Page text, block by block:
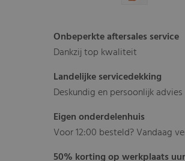
Onbeperkte aftersales service
Dankzij top kwaliteit
Landelijke servicedekking
Deskundig en persoonlijk advies
Eigen onderdelenhuis
Voor 12:00 besteld? Vandaag
50% korting op werkplaats